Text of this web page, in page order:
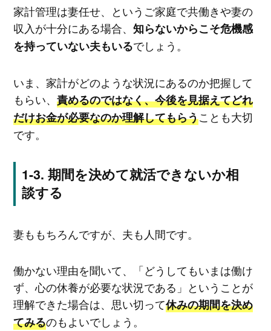
家計管理は妻任せ、というご家庭で共働きや妻の
収入が十分にある場合、 知らないからこそ危機感
を持っていない夫もいるでしょう。
いま、家計がどのような状況にあるのか把握して
もらい、 責めるのではなく、今後を見据えてどれ
だけお金が必要なのか理解してもらうことも大切
です。
期間を決めて就活できないか相
談する
妻ももちろんですが、夫も人間です。
働かない理由を聞いて、「どうしてもいまは働け
ず、心の休養が必要な状況である」ということが
理解できた場合は、思い切って休みの期間を決め
てみるのもよいでしょう。